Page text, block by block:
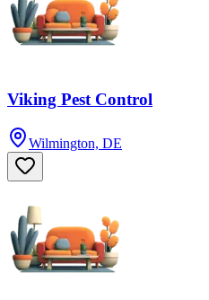
Viking Pest Control
Wilmington, DE